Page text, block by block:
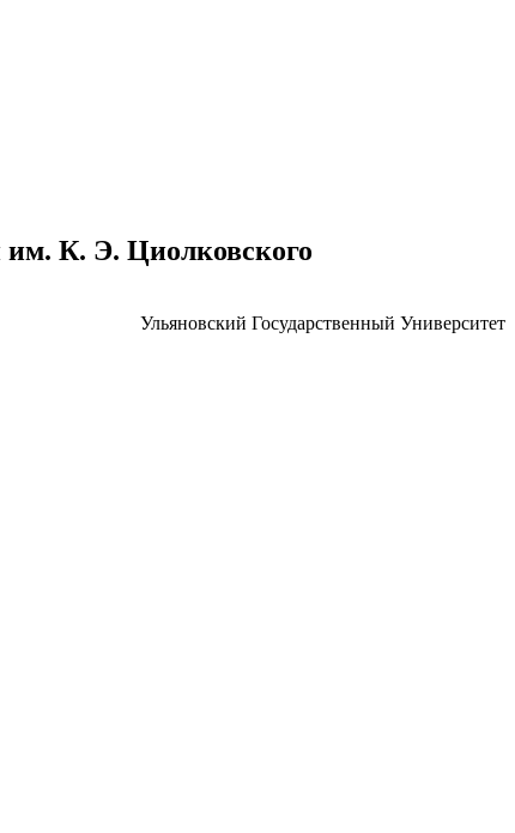
им. К. Э. Циолковского
Ульяновский Государственный Университет